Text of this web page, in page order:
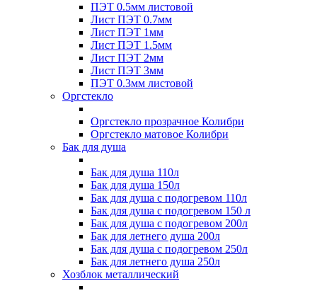
ПЭТ 0.5мм листовой
Лист ПЭТ 0.7мм
Лист ПЭТ 1мм
Лист ПЭТ 1.5мм
Лист ПЭТ 2мм
Лист ПЭТ 3мм
ПЭТ 0.3мм листовой
Оргстекло
Оргстекло прозрачное Колибри
Оргстекло матовое Колибри
Бак для душа
Бак для душа 110л
Бак для душа 150л
Бак для душа с подогревом 110л
Бак для душа с подогревом 150 л
Бак для душа с подогревом 200л
Бак для летнего душа 200л
Бак для душа с подогревом 250л
Бак для летнего душа 250л
Хозблок металлический